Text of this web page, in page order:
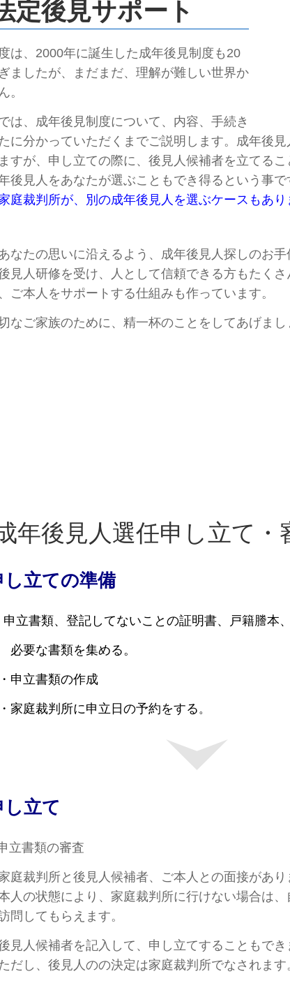
定後見サポート
は、2000年に誕生した成年後見制度も20
ましたが、まだまだ、理解が難しい世界か
。
は、成年後見制度について、内容、手続き
に分かっていただくまでご説明します。 成年後
すが、 申し立ての際に、後見人候補者を立てるこ
後見人をあなたが選ぶこともでき得るとい う事で
庭裁判所が、別の成年後見人を選ぶケースもあり
なたの思いに沿えるよう、成年後見人探しのお手
見人研修を受け、人として信頼できる方もたくさ
ご本人をサポートする仕組みも作っています。
なご家族のために、精一杯のことをしてあげまし
年後見人選任申し立て・
し立ての準備
申立書類、登記してないことの証明書、戸籍謄本
類を集める。
類の作成
判所に申立日の予約をする 。
し立て
立書類の審査
所と後見人候補者、ご本人との面接があり
により、家庭裁判所に行けない場合は、
もらえます。
補者を記入して、申し立てすることもでき
見人のの決定は家庭裁判所でなされます